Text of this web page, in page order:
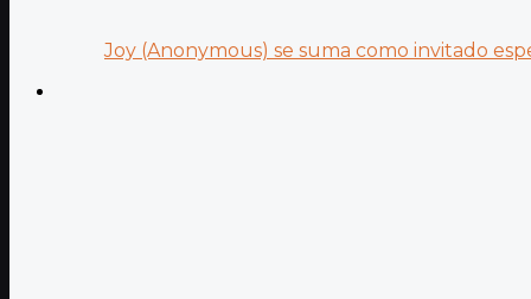
Joy (Anonymous) se suma como invitado